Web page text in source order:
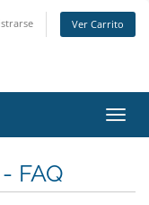
Ver Carrito
FAQ